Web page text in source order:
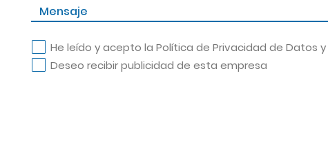
He leído y acepto la Política de Privacidad de Datos y
Deseo recibir publicidad de esta empresa